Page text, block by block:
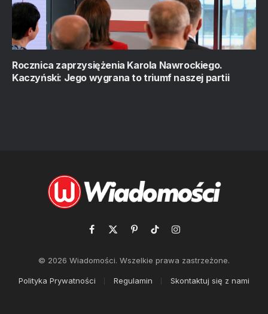
Rocznica zaprzysiężenia Karola Nawrockiego.
Kaczyński: Jego wygrana to triumf naszej partii
Facebook
X
PinterestTikTokInstagram
© 2026 Wiadomości. Wszelkie prawa zastrzeżone.
Polityka Prywatności Regulamin Skontaktuj się z nami